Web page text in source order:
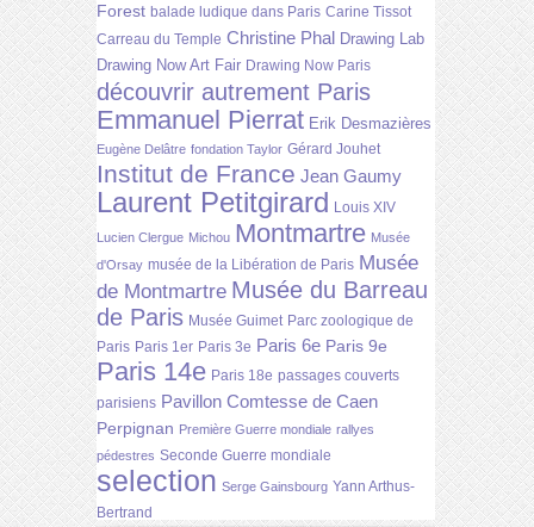
Forest balade ludique dans Paris Carine Tissot
Carreau du Temple Christine Phal Drawing Lab
Drawing Now Art Fair Drawing Now Paris
découvrir autrement Paris
Emmanuel Pierrat Erik Desmazières
Eugène Delâtre fondation Taylor Gérard Jouhet
Institut de France Jean Gaumy
Laurent Petitgirard Louis XIV
Lucien Clergue Michou Montmartre Musée
d'Orsay musée de la Libération de Paris Musée
de Montmartre Musée du Barreau
de Paris Musée Guimet Parc zoologique de
Paris Paris 1er Paris 3e Paris 6e Paris 9e
Paris 14e Paris 18e passages couverts
parisiens Pavillon Comtesse de Caen
Perpignan Première Guerre mondiale rallyes
pédestres Seconde Guerre mondiale
selection Serge Gainsbourg Yann Arthus-
Bertrand